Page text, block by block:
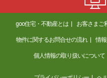
8.70
住 所
兵庫
専有面積
間取り
3LDK
兵庫県伊丹市北本町２
goo住宅・不動産とは お客さまご
物件に関するお問合せの流れ 情
個人情報の取り扱いについて